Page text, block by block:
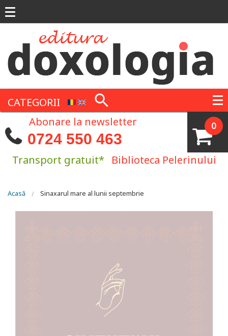
CATEGORII
0
Abonare la newsletter
0724 550 463
Transport gratuit* Biblioteca Pelerinului
Eşti aici
Acasă Sinaxarul mare al lunii septembrie